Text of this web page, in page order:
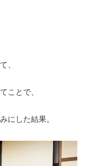
、
ことで、
にした結果。